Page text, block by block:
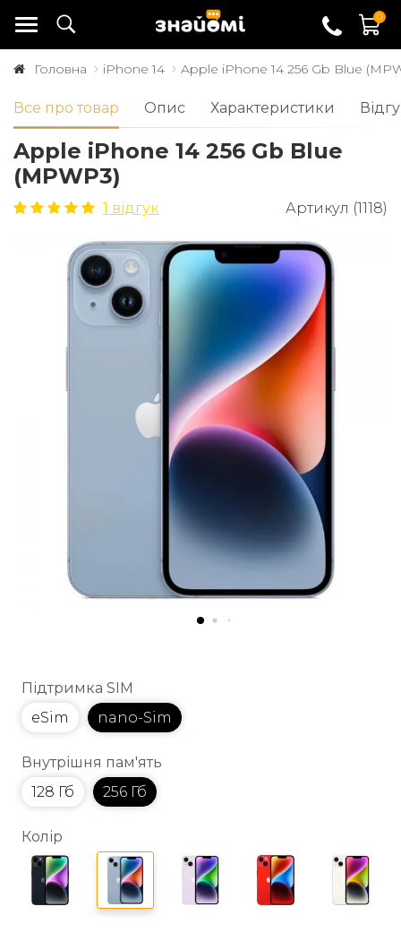
0
Головна iPhone 14 Apple iPhone 14 256 Gb Blue
Все про товар Опис Характеристики
Apple iPhone 14 256 Gb Blue
(MPWP3)
1 відгук Артикул (1118)
Підтримка SIM
eSim
nano-Sim
Внутрішня пам'ять
128 Гб
256 Гб
Колір